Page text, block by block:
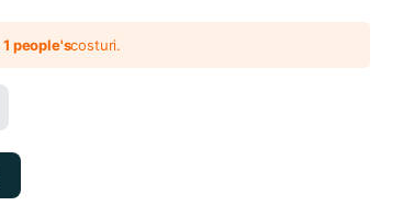
1 people'scosturi.